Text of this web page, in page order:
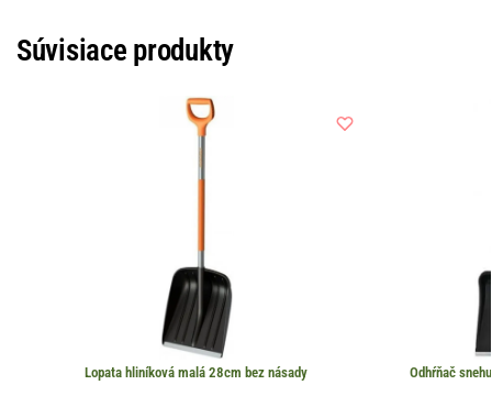
Súvisiace produkty
Lopata hliníková malá 28cm bez násady Odhŕňač